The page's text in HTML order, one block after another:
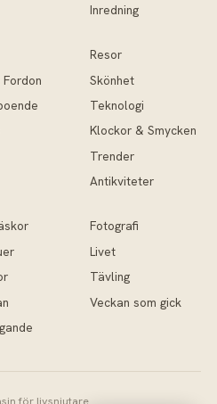
Inredning
Resor
Skönhet
Teknologi
Klockor & Smycken
Trender
Antikviteter
Fotografi
Livet
Tävling
Veckan som gick